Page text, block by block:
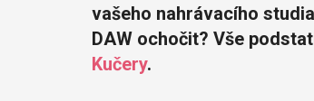
vašeho nahrávacího
DAW ochočit? Vše
Kučery.